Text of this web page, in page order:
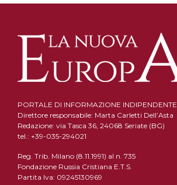
PORTALE DI INFORMAZIONE INDIPENDENTE
Direttore responsabile: Marta Carletti Dell’Asta
Redazione: via Tasca 36, 24068 Seriate (BG)
tel.: +39-035-294021
Reg. Trib. Milano (8.11.1991) al n. 735
Fondazione Russia Cristiana E.T.S.
Partita Iva: 09245130969